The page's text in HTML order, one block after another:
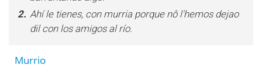
2. Ahí le tienes, con murria porque nô l'hemos dejao
dil con los amigos al río.
Murrio